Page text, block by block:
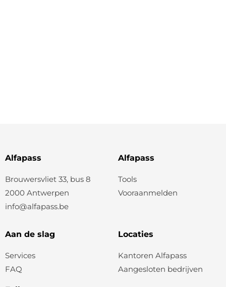
Alfapass
Brouwersvliet 33, bus 8
2000 Antwerpen
info@alfapass.be
Alfapass
Tools
Vooraanmelden
Aan de slag
Services
FAQ
Locaties
Kantoren Alfapass
Aangesloten bedrijven